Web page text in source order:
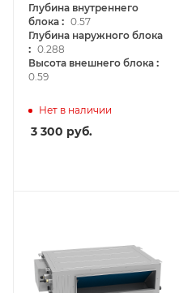
Глубина внутреннего
блока : 0.57
Глубина наружного блока
: 0.288
Высота внешнего блока :
0.59
Нет в наличии
3 300 руб.